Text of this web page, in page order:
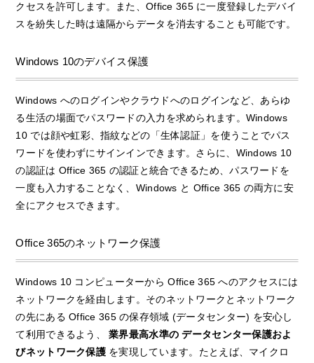
クセスを許可します。また、Office 365 に一度登録したデバイ
スを紛失した時は遠隔からデータを消去することも可能です。
Windows 10のデバイス保護
Windows へのログインやクラウドへのログインなど、あらゆ
る生活の場面でパスワードの入力を求められます。Windows
10 では顔や虹彩、指紋などの「生体認証」を使うことでパス
ワードを使わずにサインインできます。さらに、Windows 10
の認証は Office 365 の認証と統合できるため、パスワードを
一度も入力することなく、Windows と Office 365 の両方に安
全にアクセスできます。
Office 365のネットワーク保護
Windows 10 コンピューターから Office 365 へのアクセスには
ネットワークを経由します。そのネットワークとネットワーク
の先にある Office 365 の保存領域 (データセンター) を安心し
て利用できるよう、業界最高水準のデータセンター保護およ
びネットワーク保護 を実現しています。たとえば、マイクロ